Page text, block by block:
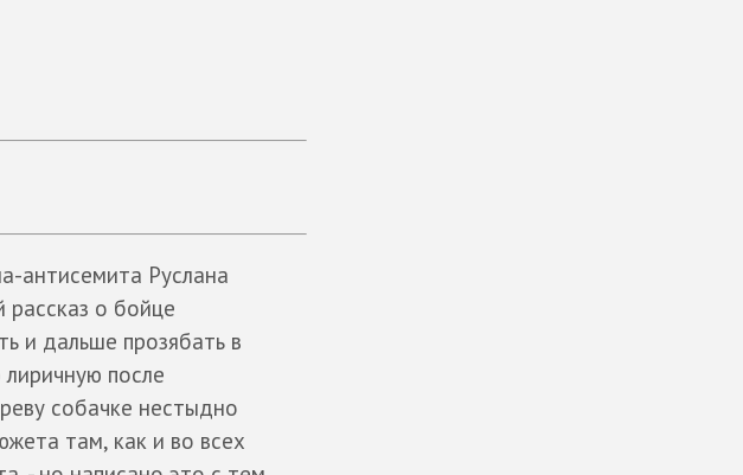
антисемита Руслана
о бойце
и дальше прозябать в
после
собачке нестыдно
там, как и во всех